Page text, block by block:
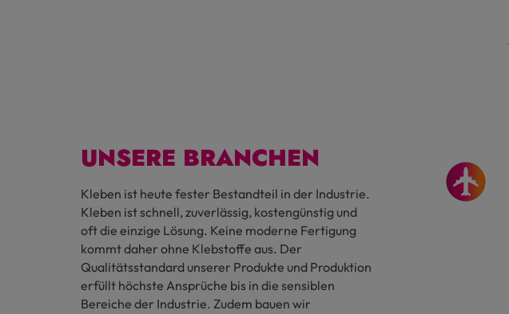
UNSERE BRANCHEN
Kleben ist heute fester Bestandteil in der Industrie.
Kleben ist schnell, zuverlässig, kostengünstig und
oft die einzige Lösung. Keine moderne Fertigung
kommt daher ohne Klebstoffe aus. Der
Qualitätsstandard unserer Produkte und Produktion
erfüllt höchste Ansprüche bis in die sensiblen
Bereiche der Industrie. Zudem bauen wir